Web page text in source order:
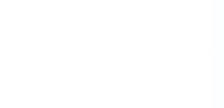
de perfecte foto te
portretten, natuur of
wordt een
creativiteit. Zet de